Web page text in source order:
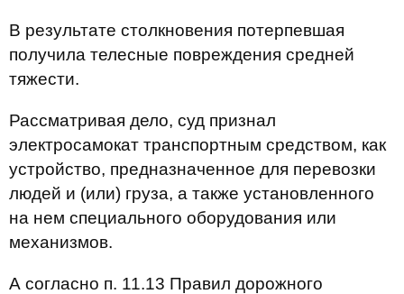
В результате столкновения потерпевшая
получила телесные повреждения средней
тяжести.
Рассматривая дело, суд признал
электросамокат транспортным средством, как
устройство, предназначенное для перевозки
людей и (или) груза, а также установленного
на нем специального оборудования или
механизмов.
А согласно п. 11.13 Правил дорожного